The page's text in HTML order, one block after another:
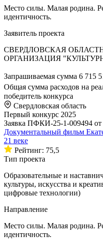
Место силы. Малая родина.
идентичность.
Заявитель проекта
СВЕРДЛОВСКАЯ
ОРГАНИЗАЦИЯ
Запрашиваемая сумма 6 715
Общая сумма расходов на
победитель конкурса
Свердловская область
Первый конкурс 2025
Заявка ПФКИ-25-1-009494 от
Документальный фильм
21 веке
Рейтинг: 75,5
Тип проекта
Образовательные и
культуры, искусства и
цифровые технологии)
Направление
Место силы. Малая родина.
идентичность.